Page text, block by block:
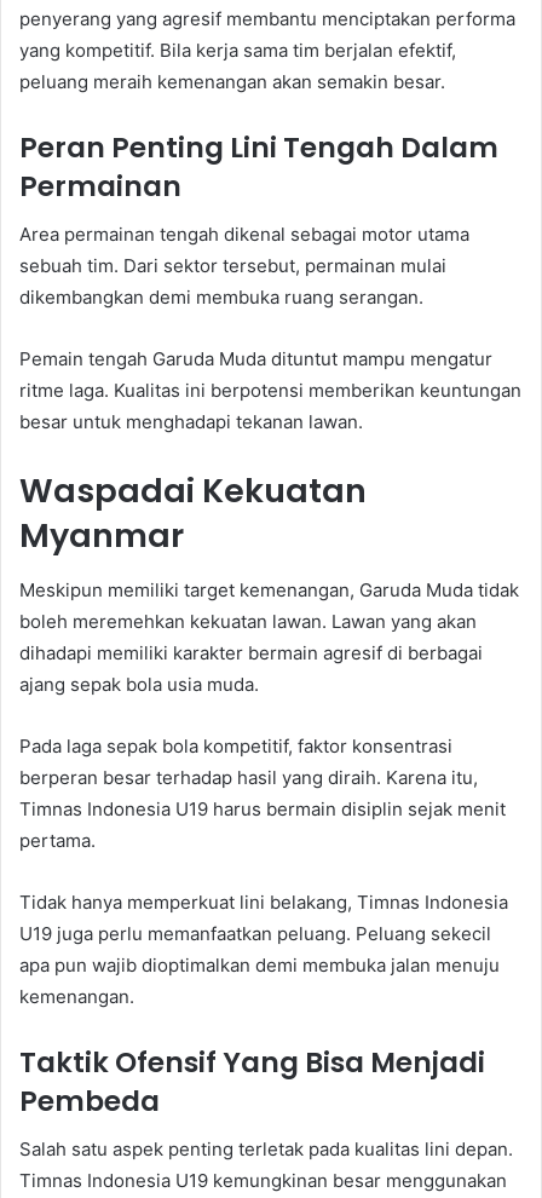
penyerang yang agresif membantu menciptakan performa
yang kompetitif. Bila kerja sama tim berjalan efektif,
peluang meraih kemenangan akan semakin besar.
Peran Penting Lini Tengah Dalam
Permainan
Area permainan tengah dikenal sebagai motor utama
sebuah tim. Dari sektor tersebut, permainan mulai
dikembangkan demi membuka ruang serangan.
Pemain tengah Garuda Muda dituntut mampu mengatur
ritme laga. Kualitas ini berpotensi memberikan keuntungan
besar untuk menghadapi tekanan lawan.
Waspadai Kekuatan
Myanmar
Meskipun memiliki target kemenangan, Garuda Muda tidak
boleh meremehkan kekuatan lawan. Lawan yang akan
dihadapi memiliki karakter bermain agresif di berbagai
ajang sepak bola usia muda.
Pada laga sepak bola kompetitif, faktor konsentrasi
berperan besar terhadap hasil yang diraih. Karena itu,
Timnas Indonesia U19 harus bermain disiplin sejak menit
pertama.
Tidak hanya memperkuat lini belakang, Timnas Indonesia
U19 juga perlu memanfaatkan peluang. Peluang sekecil
apa pun wajib dioptimalkan demi membuka jalan menuju
kemenangan.
Taktik Ofensif Yang Bisa Menjadi
Pembeda
Salah satu aspek penting terletak pada kualitas lini depan.
Timnas Indonesia U19 kemungkinan besar menggunakan